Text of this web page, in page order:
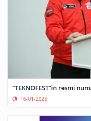
“TEKNOFEST”in rəsmi
16-01-2025